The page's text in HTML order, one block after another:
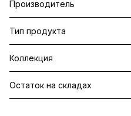
Производитель
Тип продукта
Коллекция
Остаток на складах